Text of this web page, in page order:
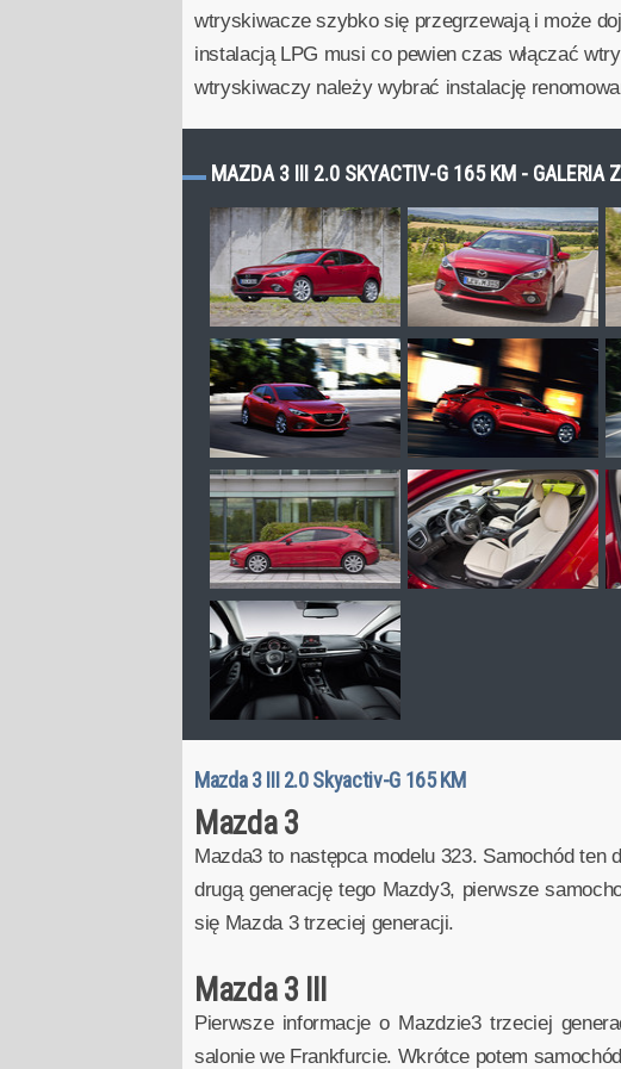
wtryskiwacze szybko się przegrzewają i może
instalacją LPG musi co pewien czas włączać
wtryskiwaczy należy wybrać instalację
MAZDA 3 III 2.0 SKYACTIV-G 165 KM - GALERIA
Mazda 3 III 2.0 Skyactiv-G 165 KM
Mazda 3
Mazda3 to następca modelu 323. Samochód ten
drugą generację tego Mazdy3, pierwsze
się Mazda 3 trzeciej generacji.
Mazda 3 III
Pierwsze informacje o Mazdzie3 trzeciej
salonie we Frankfurcie. Wkrótce potem